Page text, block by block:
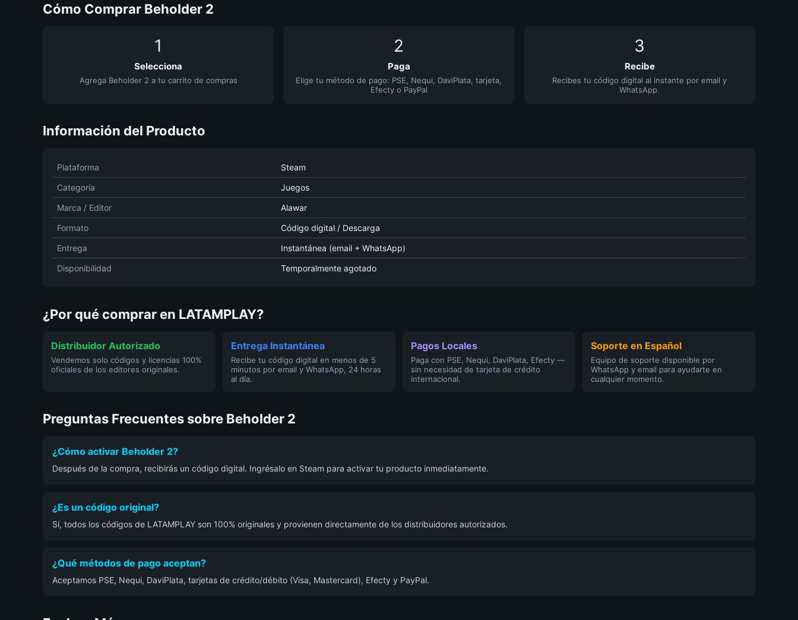
Cómo Comprar Beholder 2
1
Selecciona
Agrega Beholder 2 a tu carrito de compras
2
Paga
Elige tu método de pago: PSE, Nequi, DaviPlata, tarjeta,
Efecty o PayPal
3
Recibe
Recibes tu código digital al instante por email y
WhatsApp.
Información del Producto
Plataforma
Steam
Categoría
Juegos
Marca / Editor
Alawar
Formato
Código digital / Descarga
Entrega
Instantánea (email + WhatsApp)
Disponibilidad
Temporalmente agotado
¿Por qué comprar en LATAMPLAY?
Distribuidor Autorizado
Vendemos solo códigos y licencias 100%
oficiales de los editores originales.
Entrega Instantánea
Recibe tu código digital en menos de 5
minutos por email y WhatsApp, 24 horas
al día.
Pagos Locales
Paga con PSE, Nequi, DaviPlata, Efecty —
sin necesidad de tarjeta de crédito
internacional.
Soporte en Español
Equipo de soporte disponible por
WhatsApp y email para ayudarte en
cualquier momento.
Preguntas Frecuentes sobre Beholder 2
¿Cómo activar Beholder 2?
Después de la compra, recibirás un código digital. Ingrésalo en Steam para activar tu producto inmediatamente.
¿Es un código original?
Sí, todos los códigos de LATAMPLAY son 100% originales y provienen directamente de los distribuidores autorizados.
¿Qué métodos de pago aceptan?
Aceptamos PSE, Nequi, DaviPlata, tarjetas de crédito/débito (Visa, Mastercard), Efecty y PayPal.